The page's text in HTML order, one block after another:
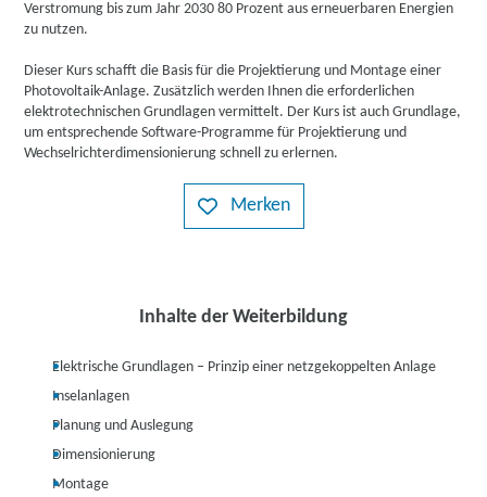
Verstromung bis zum Jahr 2030 80 Prozent aus erneuerbaren Energien
zu nutzen.
Dieser Kurs schafft die Basis für die Projektierung und Montage einer
Photovoltaik-Anlage. Zusätzlich werden Ihnen die erforderlichen
elektrotechnischen Grundlagen vermittelt. Der Kurs ist auch Grundlage,
um entsprechende Software-Programme für Projektierung und
Wechselrichterdimensionierung schnell zu erlernen.
Merken
Inhalte der Weiterbildung
Elektrische Grundlagen – Prinzip einer netzgekoppelten Anlage
Inselanlagen
Planung und Auslegung
Dimensionierung
Montage